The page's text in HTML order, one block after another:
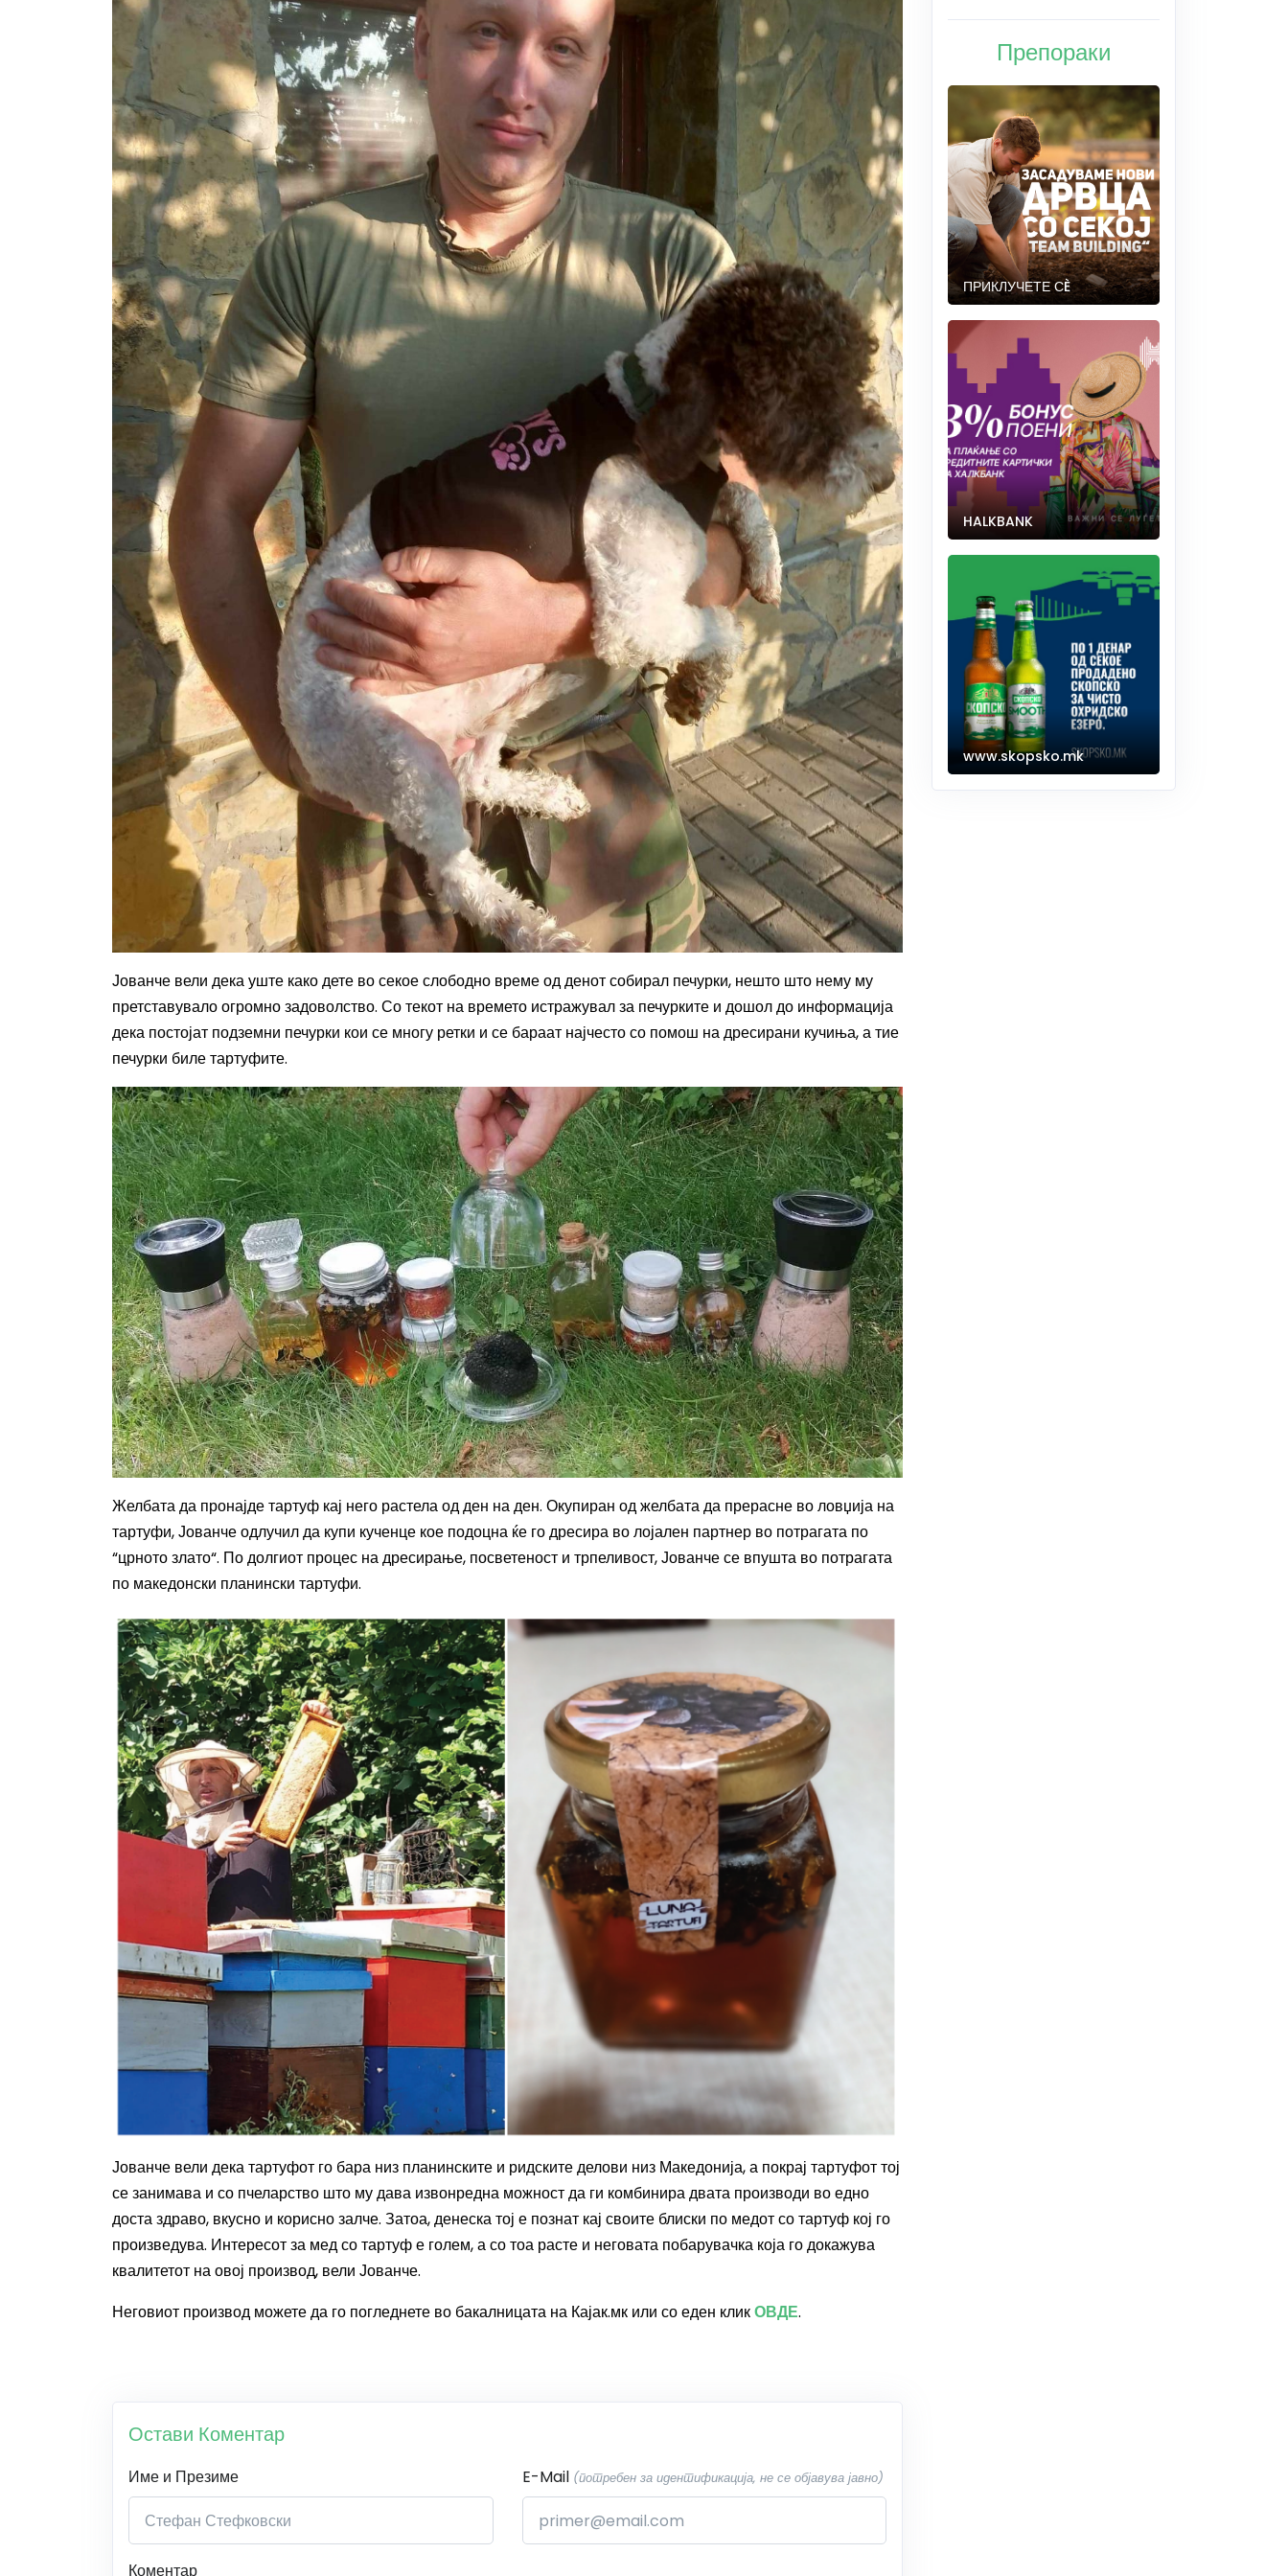
Јованче вели дека уште како дете во секое слободно време од денот собирал печурки, нешто што нему му
претставувало огромно задоволство. Со текот на времето истражувал за печурките и дошол до информација
дека постојат подземни печурки кои се многу ретки и се бараат најчесто со помош на дресирани кучиња, а тие
печурки биле тартуфите.
Желбата да пронајде тартуф кај него растела од ден на ден. Окупиран од желбата да прерасне во ловџија на
тартуфи, Јованче одлучил да купи кученце кое подоцна ќе го дресира во лојален партнер во потрагата по
“црното злато“. По долгиот процес на дресирање, посветеност и трпеливост, Јованче се впушта во потрагата
по македонски планински тартуфи.
Јованче вели дека тартуфот го бара низ планинските и ридските делови низ Македонија,а покрај тартуфот тој
се занимава и со пчеларство што му дава извонредна можност да ги комбинира двата производи во едно
доста здраво, вкусно и корисно залче. Затоа, денеска тој е познат кај своите блиски по медот со тартуф кој го
произведува. Интересот за мед со тартуф е голем, а со тоа расте и неговата побарувачка која го докажува
квалитетот на овој производ, вели Јованче.
Неговиот производ можете да го погледнете во бакалницата на Кајак.мк или со еден кликОВДЕ.
Остави Коментар
Име и Презиме E-Mail (потребен за идентификација, не се објавува јавно)
Коментар
Препораки
ПРИКЛУЧЕТЕ СÈ
HALKBANK
www.skopsko.mk